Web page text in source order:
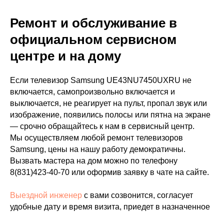
Ремонт и обслуживание в
официальном сервисном
центре и на дому
Если телевизор Samsung UE43NU7450UXRU не
включается, самопроизвольно включается и
выключается, не реагирует на пульт, пропал звук или
изображение, появились полосы или пятна на экране
— срочно обращайтесь к нам в сервисный центр.
Мы осуществляем любой ремонт телевизоров
Samsung, цены на нашу работу демократичны.
Вызвать мастера на дом можно по телефону
8(831)423-40-70 или оформив заявку в чате на сайте.
Выездной инженер с вами созвонится, согласует
удобные дату и время визита, приедет в назначенное